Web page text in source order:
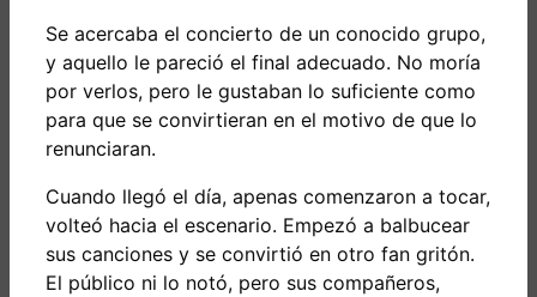
Se acercaba el concierto de un conocido grupo,
y aquello le pareció el final adecuado. No moría
por verlos, pero le gustaban lo suficiente como
para que se convirtieran en el motivo de que lo
renunciaran.
Cuando llegó el día, apenas comenzaron a tocar,
volteó hacia el escenario. Empezó a balbucear
sus canciones y se convirtió en otro fan gritón.
El público ni lo notó, pero sus compañeros,